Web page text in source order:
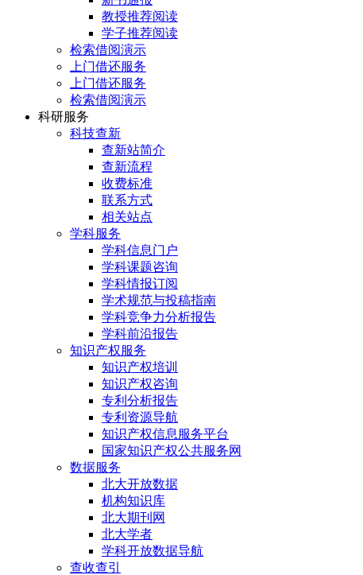
教授推荐阅读
学子推荐阅读
检索借阅演示
上门借还服务
上门借还服务
检索借阅演示
科研服务
科技查新
查新站简介
查新流程
收费标准
联系方式
相关站点
学科服务
学科信息门户
学科课题咨询
学科情报订阅
学术规范与投稿指南
学科竞争力分析报告
学科前沿报告
知识产权服务
知识产权培训
知识产权咨询
专利分析报告
专利资源导航
知识产权信息服务平台
国家知识产权公共服务网
数据服务
北大开放数据
机构知识库
北大期刊网
北大学者
学科开放数据导航
查收查引